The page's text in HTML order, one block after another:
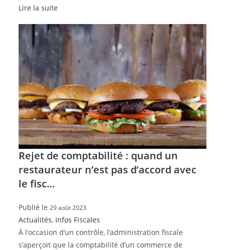
Lire la suite
Rejet de comptabilité : quand un
restaurateur n’est pas d’accord avec
le fisc…
Publié le 29 août 2023
Actualités, Infos Fiscales
À l’occasion d’un contrôle, l’administration fiscale
s’aperçoit que la comptabilité d’un commerce de